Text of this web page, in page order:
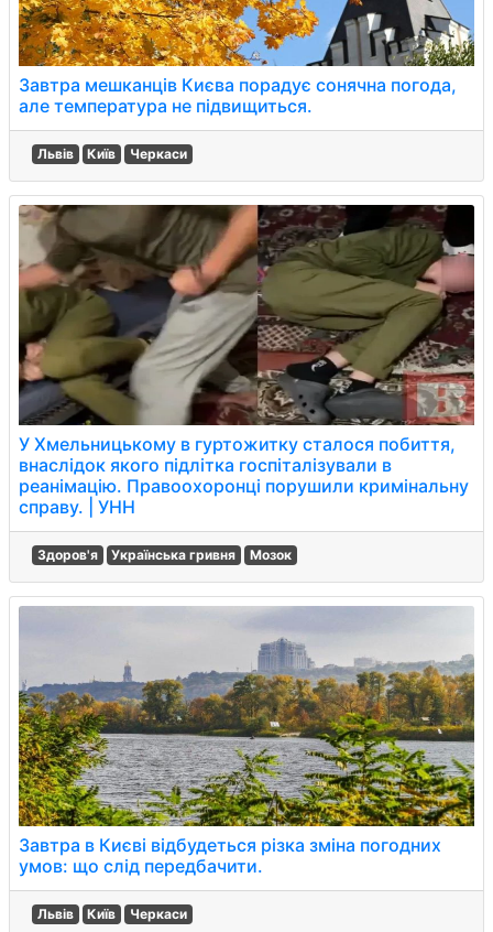
Завтра мешканців Києва порадує сонячна погода,
але температура не підвищиться.
Львів Київ Черкаси
У Хмельницькому в гуртожитку сталося побиття,
внаслідок якого підлітка госпіталізували в
реанімацію. Правоохоронці порушили кримінальну
справу. | УНН
Здоров'я Українська гривня Мозок
Завтра в Києві відбудеться різка зміна погодних
умов: що слід передбачити.
Львів Київ Черкаси